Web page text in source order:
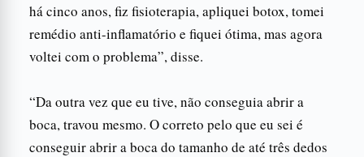
há cinco anos, fiz fisioterapia, apliquei botox, tomei
remédio anti-inflamatório e fiquei ótima, mas agora
voltei com o problema”, disse.
“Da outra vez que eu tive, não conseguia abrir a
boca, travou mesmo. O correto pelo que eu sei é
conseguir abrir a boca do tamanho de até três dedos